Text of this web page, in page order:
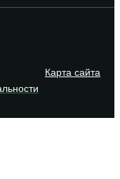
Карта сайта